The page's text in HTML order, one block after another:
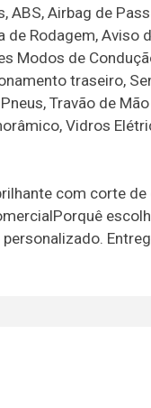
Airbag de
Rodagem,
Modos de
traseiro,
Travão de
Vidros
com corte de